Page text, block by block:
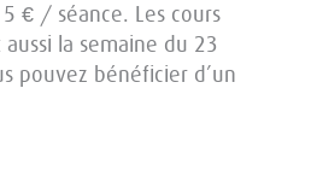
€ / séance. Les cours
la semaine du 23
pouvez bénéficier d’un